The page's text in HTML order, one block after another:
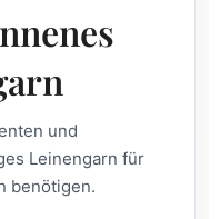
und
Leinengarn für
benötigen.